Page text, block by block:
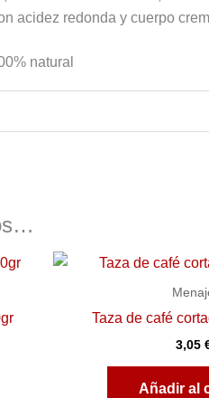
acidez redonda y cuerpo
natural
Taza de café
3,05
Añadir al